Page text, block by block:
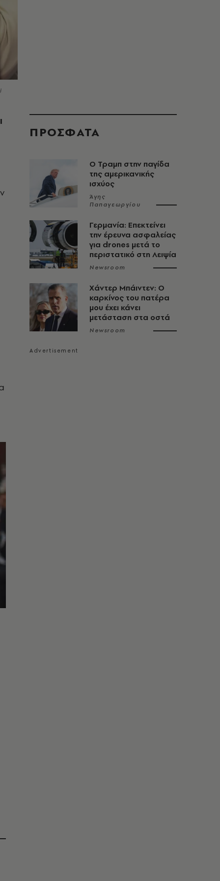
ΠΡΟΣΦΑΤΑ
Ο Τραμπ στην παγίδα
της αμερικανικής
ισχύος
Άγης
Παπαγεωργίου
Γερμανία: Επεκτείνει
την έρευνα ασφαλείας
για drones μετά το
περιστατικό στη Λειψία
Newsroom
Χάντερ Μπάιντεν: Ο
καρκίνος του πατέρα
μου έχει κάνει
μετάσταση στα οστά
Newsroom